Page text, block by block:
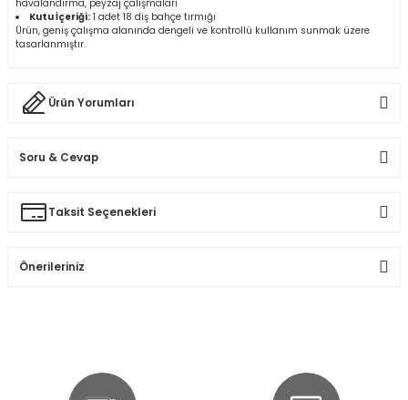
havalandırma, peyzaj çalışmaları
Kutu İçeriği: 1 adet 18 diş bahçe tırmığı
Ürün, geniş çalışma alanında dengeli ve kontrollü kullanım sunmak üzere
tasarlanmıştır.
Ürün Yorumları
Soru & Cevap
Taksit Seçenekleri
Önerileriniz